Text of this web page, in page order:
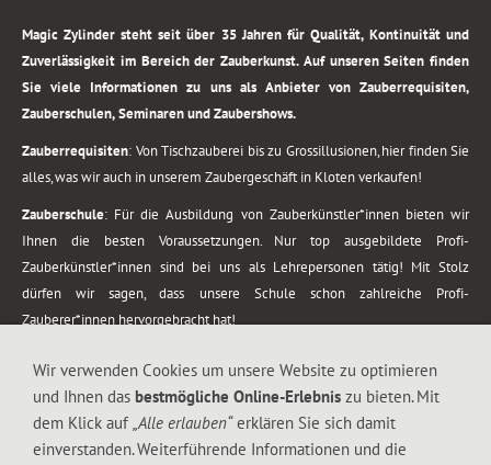
Magic Zylinder steht seit über 35 Jahren für Qualität, Kontinuität und
Zuverlässigkeit im Bereich der Zauberkunst. Auf unseren Seiten finden
Sie viele Informationen zu uns als Anbieter von Zauberrequisiten,
Zauberschulen, Seminaren und Zaubershows.
Zauberrequisiten: Von Tischzauberei bis zu Grossillusionen, hier finden Sie
alles, was wir auch in unserem Zaubergeschäft in Kloten verkaufen!
Zauberschule: Für die Ausbildung von Zauberkünstler*innen bieten wir
Ihnen die besten Voraussetzungen. Nur top ausgebildete Profi-
Zauberkünstler*innen sind bei uns als Lehrepersonen tätig! Mit Stolz
dürfen wir sagen, dass unsere Schule schon zahlreiche Profi-
Zauberer*innen hervorgebracht hat!
vom Kinderprogramm bis zur Tischzauberei. Lassen Sie sich faszinieren von
meiner Zauber-Sprech-Show, angerührt mit sprachlichen Sequenzen,
gewürzt mit Gags und visuellen Illusionen wie Kaninchen, Vasen, Seilen,
Wir verwenden Cookies um unsere Website zu optimieren
und Ihnen das bestmögliche Online-Erlebnis zu bieten. Mit
dem Klick auf „Alle erlauben“erklären Sie sich damit
einverstanden. Weiterführende Informationen und die